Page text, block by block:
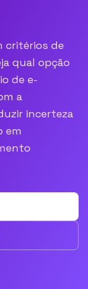
critérios de
qual opção
de e-
a
incerteza
em